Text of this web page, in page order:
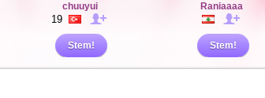
chuuyui
19
Stem!
Raniaaaa
Stem!